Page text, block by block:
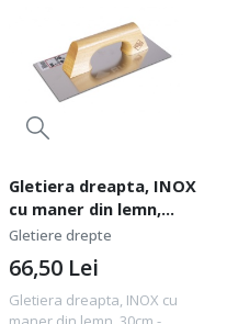
Gletiera dreapta, INOX
cu maner din lemn,
30cm - RUBI-65960
Gletiere drepte
Gletiera dreapta, INOX cu
66,50 Lei